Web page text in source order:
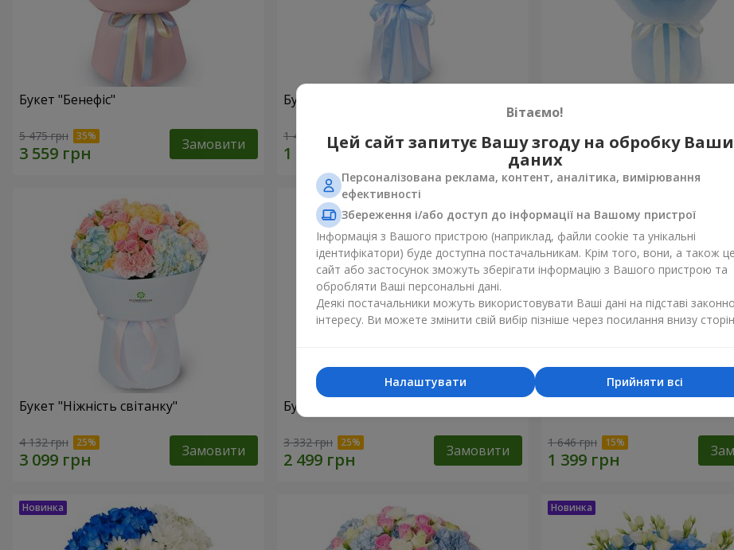
Букет "Бенефіс"
5 475 грн Замовити
Букет "Радість моя"
1 481 грн Замовити 3 427 грн
Букет "Ніжність світанку"
4 132 грн Замовити
Букет "Натхнення синяви"
3 332 грн Замовити 1 646 грн
Вітаємо!
Цей сайт запитує Вашу згоду на обробку
даних
Персоналізована реклама, контент, аналітика, вимірювання
ефективності
Збереження і/або доступ до інформації на Вашому пристрої
Інформація з Вашого пристрою (наприклад, файли cookie та унікальні
ідентифікатори) буде доступна постачальникам. Крім того, вони, а також
сайт або застосунок зможуть зберігати інформацію з Вашого пристрою та
обробляти Ваші персональні дані.
Деякі постачальники можуть використовувати Ваші дані на підставі
інтересу. Ви можете змінити свій вибір пізніше через посилання внизу
Прийняти всі
Налаштувати